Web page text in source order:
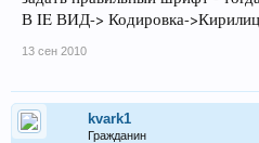
В IE ВИД-> Кодировка-
13 сен 2010
kvark1
Гражданин